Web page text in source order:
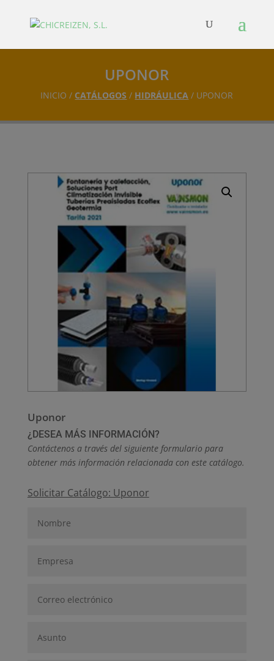
UPONOR
INICIO / CATÁLOGOS / HIDRÁULICA / UPONOR
Uponor
¿DESEA MÁS INFORMACIÓN?
Contáctenos a través del siguiente formulario para
obtener más información relacionada con este catálogo.
Solicitar Catálogo: Uponor